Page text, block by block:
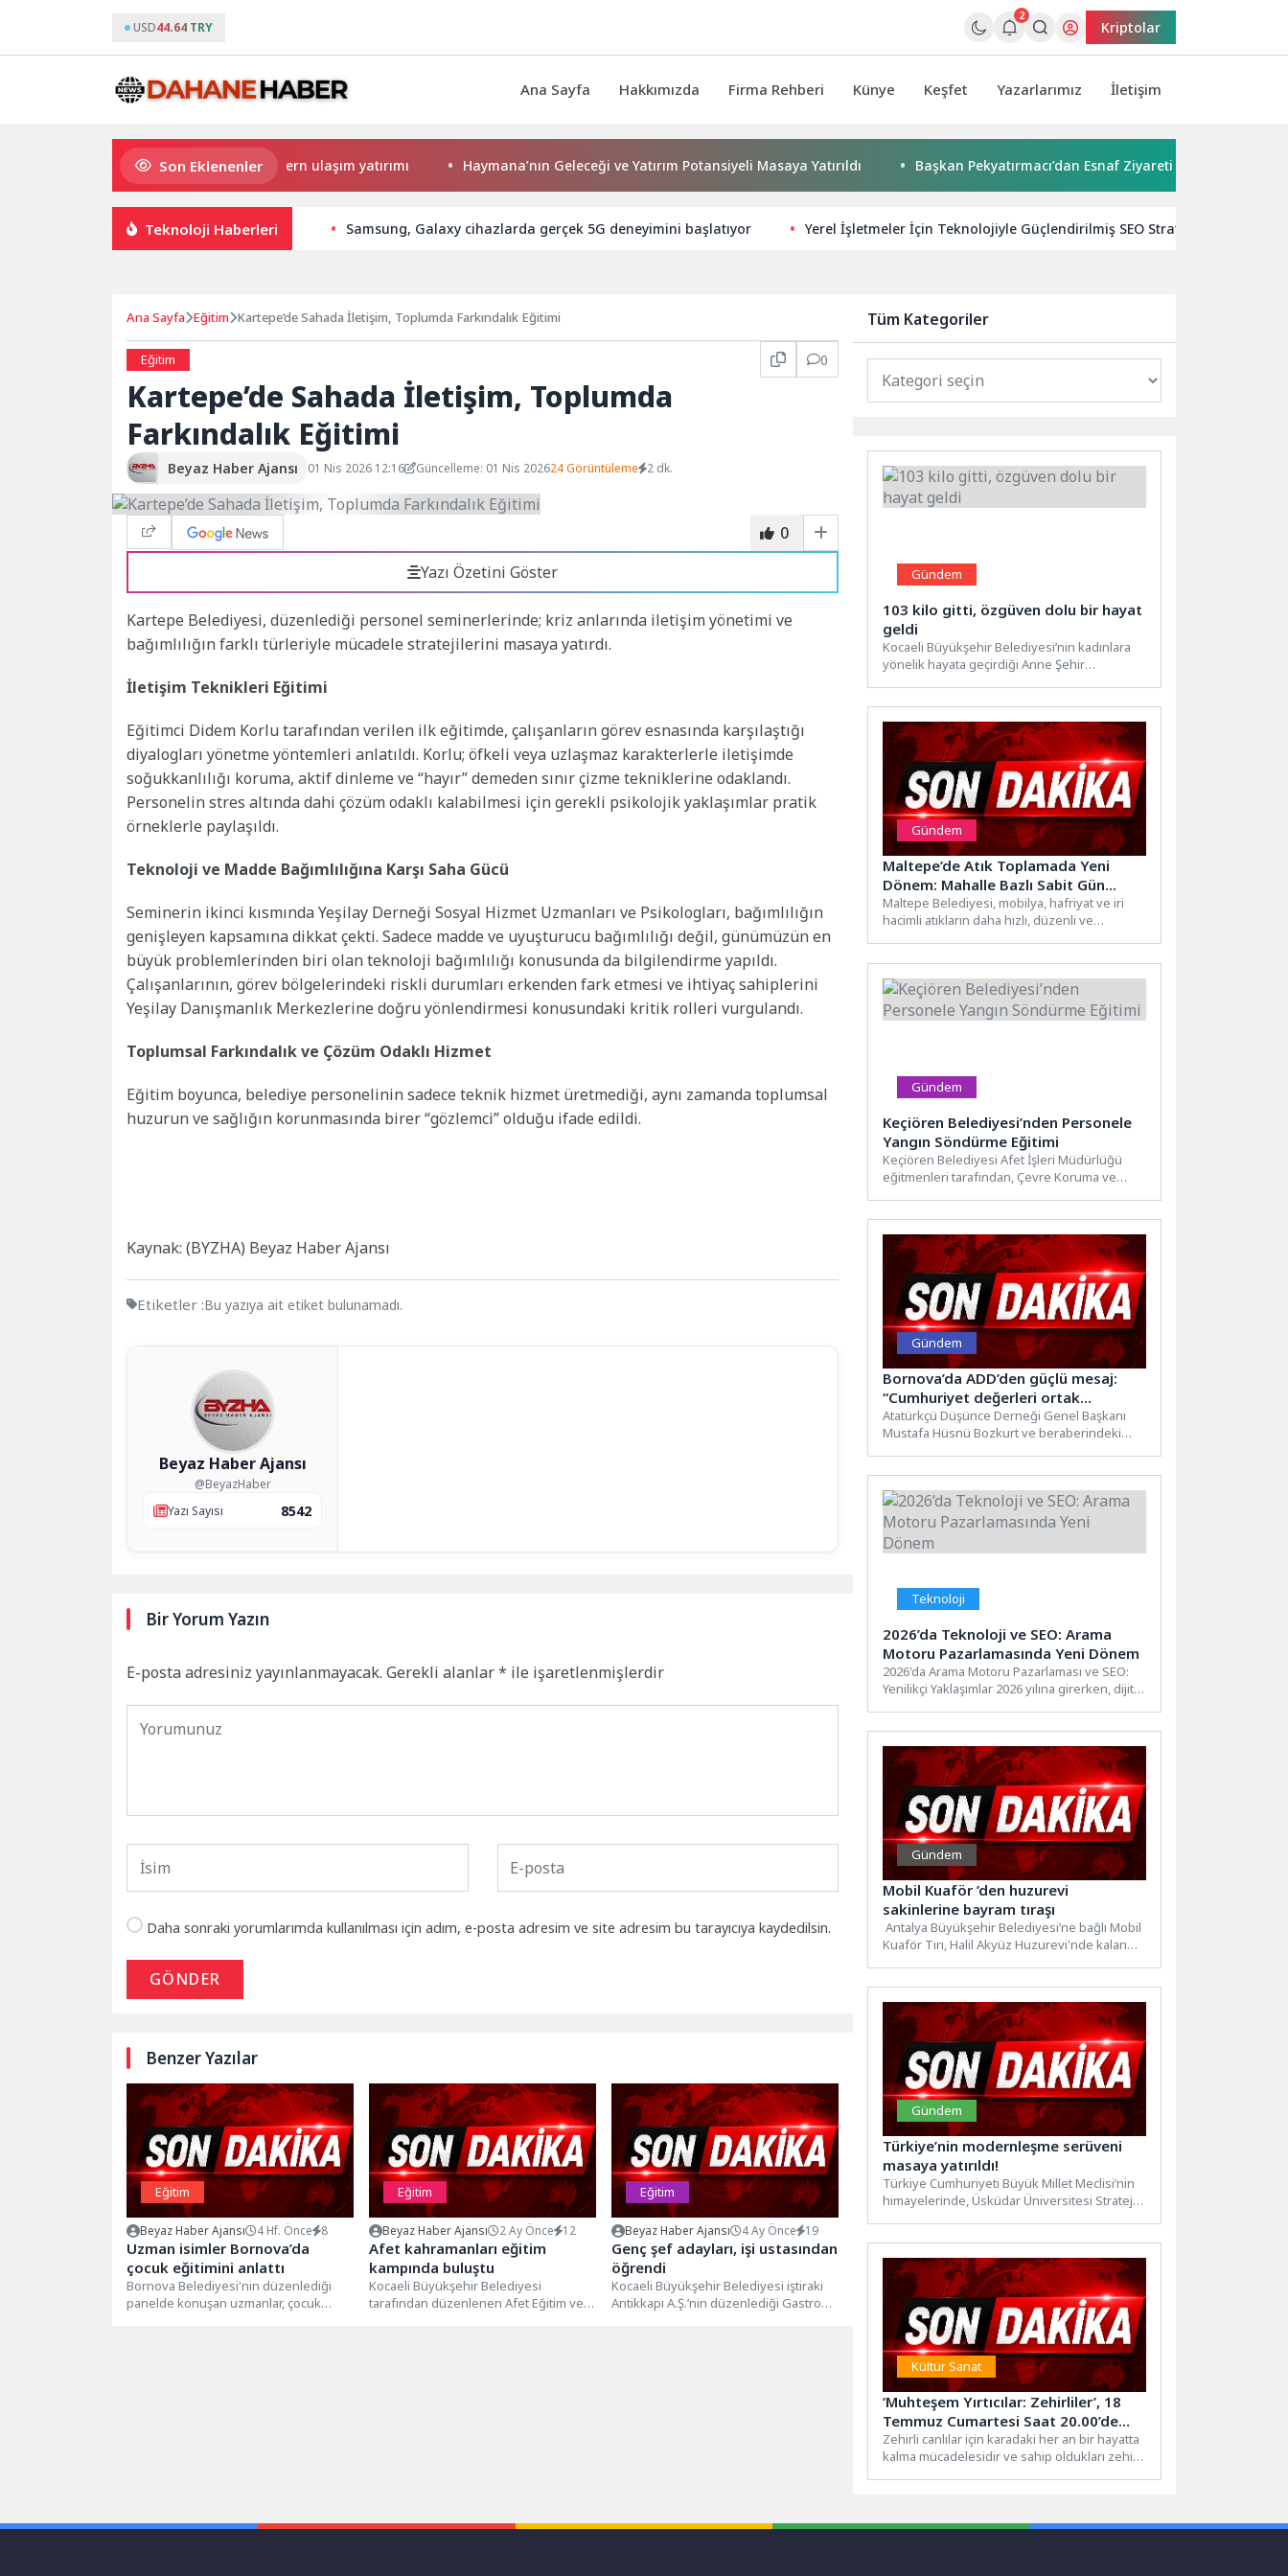
USD44.64 TRY
2
Kriptolar
Ana Sayfa Hakkımızda Firma Rehberi Künye Keşfet Yazarlarımız İletişim
Son Eklenenler
Büyükşehir’den Darıca’ya modern ulaşım yatırımı Haymana’nın Geleceği ve Yatırım Potansiyeli Masaya Yatırıldı Başkan Pekyatırmacı’dan Esnaf Ziyareti
Teknoloji Haberleri Samsung, Galaxy cihazlarda gerçek 5G deneyimini başlatıyor Yerel İşletmeler İçin Teknolojiyle Güçlendirilmiş SEO Stratejileri
Ana Sayfa Eğitim Kartepe’de Sahada İletişim, Toplumda Farkındalık Eğitimi
Eğitim 0
Kartepe’de Sahada İletişim, Toplumda
Farkındalık Eğitimi
Beyaz Haber Ajansı 01 Nis 2026 12:16 Güncelleme: 01 Nis 202624 Görüntüleme 2 dk.
0
Yazı Özetini Göster
Kartepe Belediyesi, düzenlediği personel seminerlerinde; kriz anlarında iletişim yönetimi ve
bağımlılığın farklı türleriyle mücadele stratejilerini masaya yatırdı.
İletişim Teknikleri Eğitimi
Eğitimci Didem Korlu tarafından verilen ilk eğitimde, çalışanların görev esnasında karşılaştığı
diyalogları yönetme yöntemleri anlatıldı. Korlu; öfkeli veya uzlaşmaz karakterlerle iletişimde
soğukkanlılığı koruma, aktif dinleme ve “hayır” demeden sınır çizme tekniklerine odaklandı.
Personelin stres altında dahi çözüm odaklı kalabilmesi için gerekli psikolojik yaklaşımlar pratik
örneklerle paylaşıldı.
Teknoloji ve Madde Bağımlılığına Karşı Saha Gücü
Seminerin ikinci kısmında Yeşilay Derneği Sosyal Hizmet Uzmanları ve Psikologları, bağımlılığın
genişleyen kapsamına dikkat çekti. Sadece madde ve uyuşturucu bağımlılığı değil, günümüzün en
büyük problemlerinden biri olan teknoloji bağımlılığı konusunda da bilgilendirme yapıldı.
Çalışanlarının, görev bölgelerindeki riskli durumları erkenden fark etmesi ve ihtiyaç sahiplerini
Yeşilay Danışmanlık Merkezlerine doğru yönlendirmesi konusundaki kritik rolleri vurgulandı.
Toplumsal Farkındalık ve Çözüm Odaklı Hizmet
Eğitim boyunca, belediye personelinin sadece teknik hizmet üretmediği, aynı zamanda toplumsal
huzurun ve sağlığın korunmasında birer “gözlemci” olduğu ifade edildi.
Kaynak: (BYZHA) Beyaz Haber Ajansı
Etiketler :Bu yazıya ait etiket bulunamadı.
Beyaz Haber Ajansı
@BeyazHaber
Yazı Sayısı
8542
Bir Yorum Yazın
E-posta adresiniz yayınlanmayacak. Gerekli alanlar* ile işaretlenmişlerdir
Daha sonraki yorumlarımda kullanılması için adım, e-posta adresim ve site adresim bu tarayıcıya kaydedilsin.
GÖNDER
Benzer Yazılar
Eğitim
Beyaz Haber Ajansı 4 Hf. Önce 8
Uzman isimler Bornova’da
çocuk eğitimini anlattı
Bornova Belediyesi'nin düzenlediği
panelde konuşan uzmanlar, çocuk
Eğitim
Beyaz Haber Ajansı 2 Ay Önce 12
Afet kahramanları eğitim
kampında buluştu
Kocaeli Büyükşehir Belediyesi
tarafından düzenlenen Afet Eğitim ve
Eğitim
Beyaz Haber Ajansı 4 Ay Önce 19
Genç şef adayları, işi ustasından
öğrendi
Kocaeli Büyükşehir Belediyesi iştiraki
Antikkapı A.Ş.’nin düzenlediği Gastro
Tüm Kategoriler
Gündem
103 kilo gitti, özgüven dolu bir hayat
geldi
Kocaeli Büyükşehir Belediyesi’nin kadınlara
yönelik hayata geçirdiği Anne Şehir
Gündem
Maltepe’de Atık Toplamada Yeni
Dönem: Mahalle Bazlı Sabit Gün
Uygulaması Başladı
Maltepe Belediyesi, mobilya, hafriyat ve iri
hacimli atıkların daha hızlı, düzenli ve
Gündem
Keçiören Belediyesi’nden Personele
Yangın Söndürme Eğitimi
Keçiören Belediyesi Afet İşleri Müdürlüğü
eğitmenleri tarafından, Çevre Koruma ve
Gündem
Bornova’da ADD’den güçlü mesaj:
“Cumhuriyet değerleri ortak
paydamızdır”
Atatürkçü Düşünce Derneği Genel Başkanı
Mustafa Hüsnü Bozkurt ve beraberindeki
Teknoloji
2026’da Teknoloji ve SEO: Arama
Motoru Pazarlamasında Yeni Dönem
2026'da Arama Motoru Pazarlaması ve SEO:
Yenilikçi Yaklaşımlar 2026 yılına girerken, dijital
Gündem
Mobil Kuaför ’den huzurevi
sakinlerine bayram tıraşı
Antalya Büyükşehir Belediyesi’ne bağlı Mobil
Kuaför Tırı, Halil Akyüz Huzurevi'nde kalan
Gündem
Türkiye’nin modernleşme serüveni
masaya yatırıldı!
Türkiye Cumhuriyeti Büyük Millet Meclisi’nin
himayelerinde, Üsküdar Üniversitesi Stratejik
Kültür Sanat
‘Muhteşem Yırtıcılar: Zehirliler’, 18
Temmuz Cumartesi Saat 20.00’de
National Geographic WILD
Ekranlarında İzleyicilerle Buluşuyor!
Zehirli canlılar için karadaki her an bir hayatta
kalma mücadelesidir ve sahip oldukları zehir,